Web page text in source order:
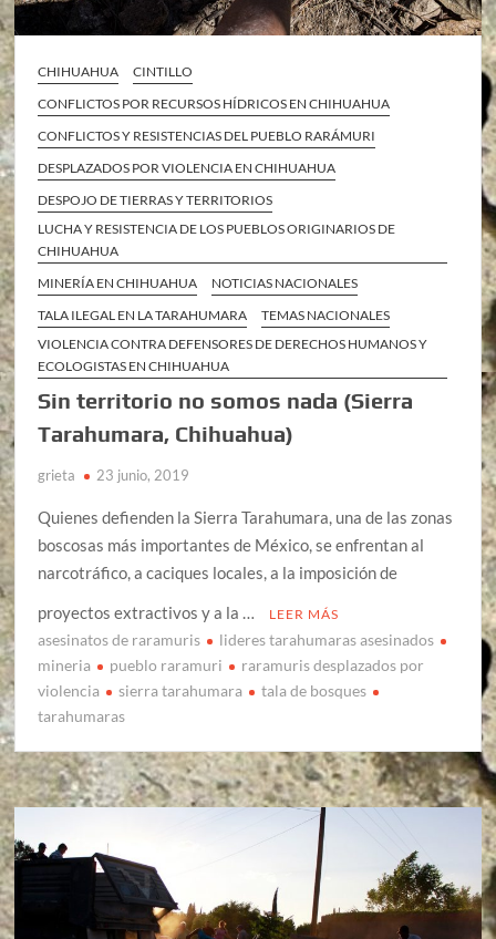
CHIHUAHUA
CINTILLO
CONFLICTOS POR RECURSOS HÍDRICOS EN CHIHUAHUA
CONFLICTOS Y RESISTENCIAS DEL PUEBLO RARÁMURI
DESPLAZADOS POR VIOLENCIA EN CHIHUAHUA
DESPOJO DE TIERRAS Y TERRITORIOS
LUCHA Y RESISTENCIA DE LOS PUEBLOS ORIGINARIOS DE
CHIHUAHUA
MINERÍA EN CHIHUAHUA
NOTICIAS NACIONALES
TALA ILEGAL EN LA TARAHUMARA
TEMAS NACIONALES
VIOLENCIA CONTRA DEFENSORES DE DERECHOS HUMANOS Y
ECOLOGISTAS EN CHIHUAHUA
Sin territorio no somos nada (Sierra
Tarahumara, Chihuahua)
grieta 23 junio, 2019
Quienes defienden la Sierra Tarahumara, una de las zonas
boscosas más importantes de México, se enfrentan al
narcotráfico, a caciques locales, a la imposición de
proyectos extractivos y a la …
LEER MÁS
asesinatos de raramuris
lideres tarahumaras asesinados
mineria
pueblo raramuri
raramuris desplazados por
violencia
sierra tarahumara
tala de bosques
tarahumaras